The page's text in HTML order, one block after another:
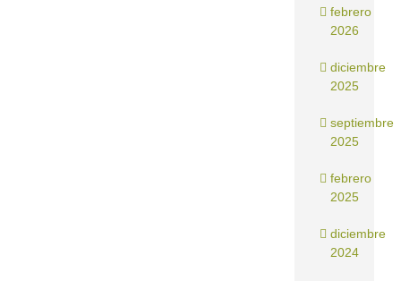
febrero
2026
diciembre
2025
septiembre
2025
febrero
2025
diciembre
2024